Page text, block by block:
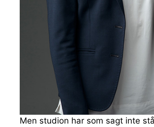
Men studion har som sagt inte